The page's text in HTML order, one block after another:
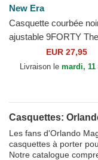
New Era
Casquette courbée
ajustable 9FORTY The
League Orlando Magic
New Era
EUR 27,95
Livraison le mardi, 11
Casquettes:
Les fans d'Orlando
casquettes à porter
Notre catalogue